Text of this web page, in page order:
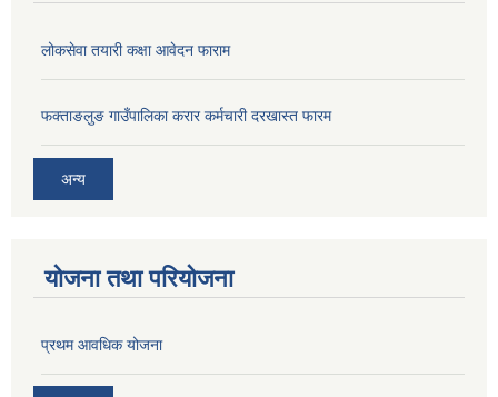
लोकसेवा तयारी कक्षा आवेदन फाराम
फक्ताङलुङ गाउँपालिका करार कर्मचारी दरखास्त फारम
अन्य
योजना तथा परियोजना
प्रथम आवधिक योजना